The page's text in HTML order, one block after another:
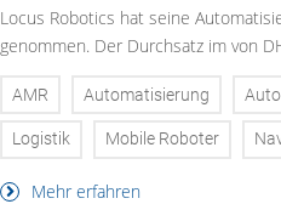
Locus Robotics hat seine
genommen. Der Durchsatz im von
AMR Automatisierung
Logistik Mobile Roboter
Mehr erfahren